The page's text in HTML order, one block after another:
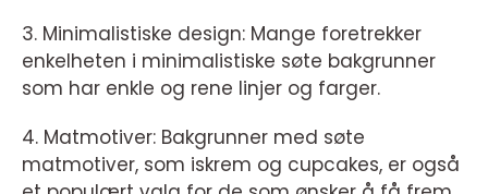
3. Minimalistiske design: Mange foretrekker
enkelheten i minimalistiske søte bakgrunner
som har enkle og rene linjer og farger.
4. Matmotiver: Bakgrunner med søte
matmotiver, som iskrem og cupcakes, er også